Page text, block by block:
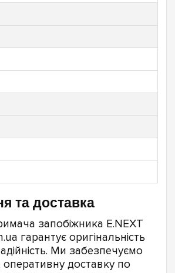
та доставка
запобіжника E.NEXT
гарантує оригінальність
Ми забезпечуємо
оперативну доставку по